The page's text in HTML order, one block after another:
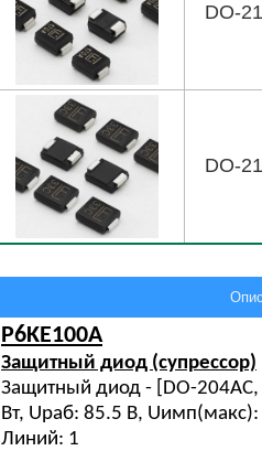
DO-
DO-
P6KE100A
Защитный диод (супрессор)
Защитный диод - [DO-
Вт, Uраб: 85.5 В,
Линий: 1